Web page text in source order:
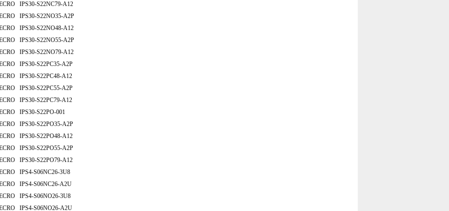
IPS30-S22NC79-A12
IPS30-S22NO35-A2P
IPS30-S22NO48-A12
IPS30-S22NO55-A2P
IPS30-S22NO79-A12
IPS30-S22PC35-A2P
IPS30-S22PC48-A12
IPS30-S22PC55-A2P
IPS30-S22PC79-A12
IPS30-S22PO-001
IPS30-S22PO35-A2P
IPS30-S22PO48-A12
IPS30-S22PO55-A2P
IPS30-S22PO79-A12
IPS4-S06NC26-3U8
IPS4-S06NC26-A2U
IPS4-S06NO26-3U8
IPS4-S06NO26-A2U